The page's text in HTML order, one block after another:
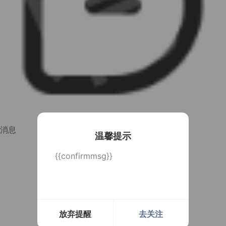
温馨提示
{{confirmmsg}}
放弃提醒 去关注
消息